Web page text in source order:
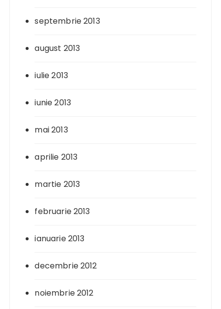
septembrie 2013
august 2013
iulie 2013
iunie 2013
mai 2013
aprilie 2013
martie 2013
februarie 2013
ianuarie 2013
decembrie 2012
noiembrie 2012